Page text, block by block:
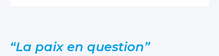
“La paix en question”